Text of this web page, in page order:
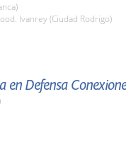
Ivanrey (Ciudad Rodrigo)
en Defensa